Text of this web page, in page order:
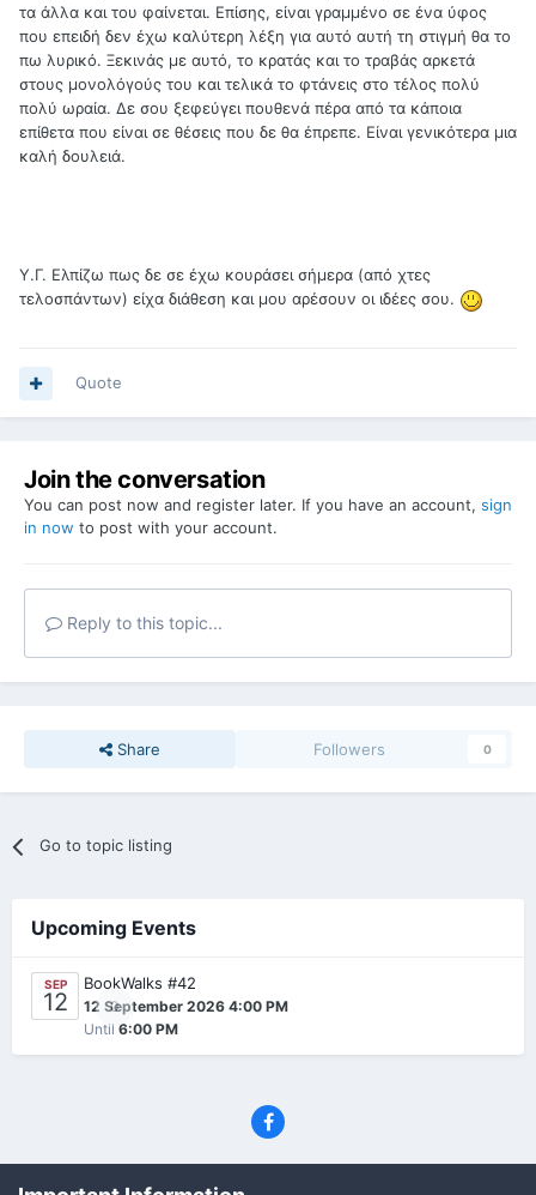
τα άλλα και του φαίνεται. Επίσης, είναι γραμμένο σε ένα ύφος
που επειδή δεν έχω καλύτερη λέξη για αυτό αυτή τη στιγμή θα το
πω λυρικό. Ξεκινάς με αυτό, το κρατάς και το τραβάς αρκετά
στους μονολόγούς του και τελικά το φτάνεις στο τέλος πολύ
πολύ ωραία. Δε σου ξεφεύγει πουθενά πέρα από τα κάποια
επίθετα που είναι σε θέσεις που δε θα έπρεπε. Είναι γενικότερα μια
καλή δουλειά.
Υ.Γ. Ελπίζω πως δε σε έχω κουράσει σήμερα (από χτες
τελοσπάντων) είχα διάθεση και μου αρέσουν οι ιδέες σου.
Quote
Join the conversation
You can post now and register later. If you have an account, sign
in now to post with your account.
Reply to this topic...
Share Followers 0
Go to topic listing
Upcoming Events
SEP
12 0
BookWalks #42
12 September 2026 4:00 PM
Until 6:00 PM